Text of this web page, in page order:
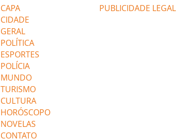
duplicação contempla 50,6 quilômetros da
rodovia e recebe investimento de
CAPA
CIDADE
GERAL
POLÍTICA
ESPORTES
POLÍCIA
MUNDO
TURISMO
CULTURA
HORÓSCOPO
NOVELAS
CONTATO
PUBLICIDADE LEGAL